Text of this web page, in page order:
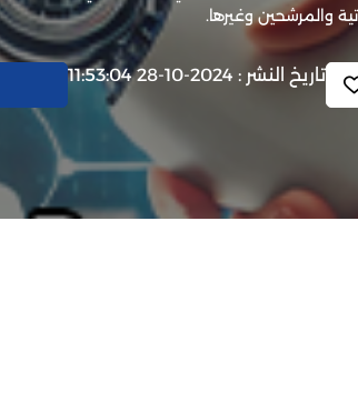
والمرشحين وغيرها.
تاريخ النشر : 2024-10-28 11:53:04